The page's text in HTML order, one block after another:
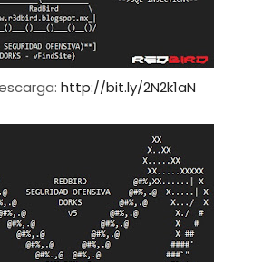
http://bit.ly/2N2k1aN